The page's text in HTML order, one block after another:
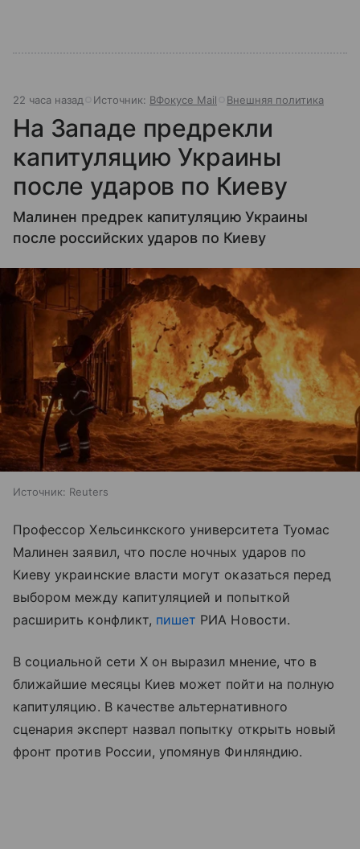
22 часа назад Источник: ВФокусе Mail Внешняя политика
На Западе предрекли
капитуляцию Украины
после ударов по Киеву
Малинен предрек капитуляцию Украины
после российских ударов по Киеву
Источник: Reuters
Профессор Хельсинкского университета Туомас
Малинен заявил, что после ночных ударов по
Киеву украинские власти могут оказаться перед
выбором между капитуляцией и попыткой
расширить конфликт, пишет РИА Новости.
В социальной сети X он выразил мнение, что в
ближайшие месяцы Киев может пойти на полную
капитуляцию. В качестве альтернативного
сценария эксперт назвал попытку открыть новый
фронт против России, упомянув Финляндию.